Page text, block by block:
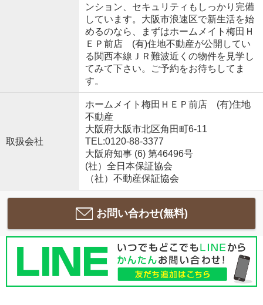
ンション、セキュリティもしっかり完備
しています。大阪市浪速区で新生活を始
めるのなら、まずはホームメイト梅田Ｈ
ＥＰ前店 (有)住地不動産が公開してい
る関西本線ＪＲ難波近くの物件を見学し
てみて下さい。ご予約をお待ちしてま
す。
取扱会社
ホームメイト梅田ＨＥＰ前店 (有)住地
不動産
大阪府大阪市北区角田町6-11
TEL:0120-88-3377
大阪府知事 (6) 第46496号
(社）全日本保証協会
（社）不動産保証協会
お問い合わせ(無料)